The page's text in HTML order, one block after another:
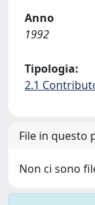
Anno
1992
Tipologia:
2.1
File in questo
Non ci sono